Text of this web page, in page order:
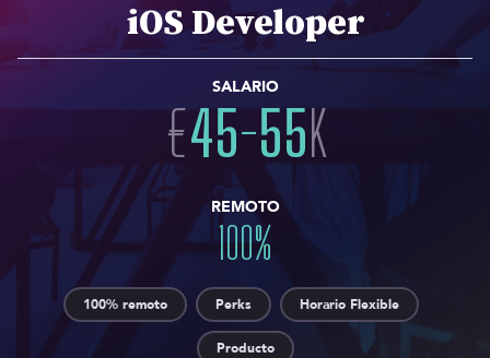
iOS Developer
SALARIO
€45-55K
REMOTO
100%
100% remoto Perks Horario Flexible
Producto